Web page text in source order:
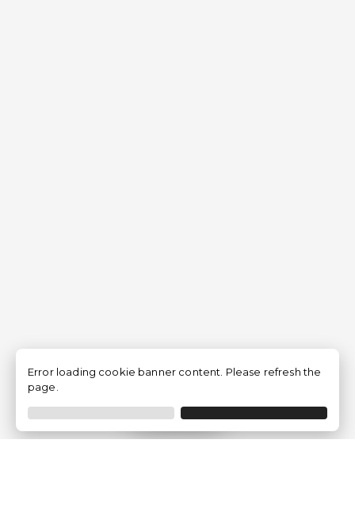
Filtrar
Error loading cookie banner content. Please refresh the
page.